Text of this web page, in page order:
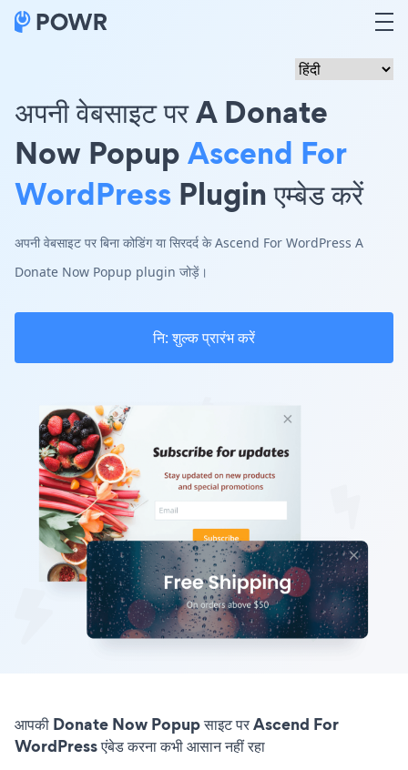
अपनी वेबसाइट पर A Donate
Now PopupAscend For
WordPress Plugin एम्बेड करें
अपनी वेबसाइट पर बिना कोडिंग या सिरदर्द के Ascend For WordPress A
Donate Now Popup plugin जोड़ें।
नि: शुल्क प्रारंभ करें
आपकी Donate Now Popup साइट पर Ascend For
WordPress एंबेड करना कभी आसान नहीं रहा